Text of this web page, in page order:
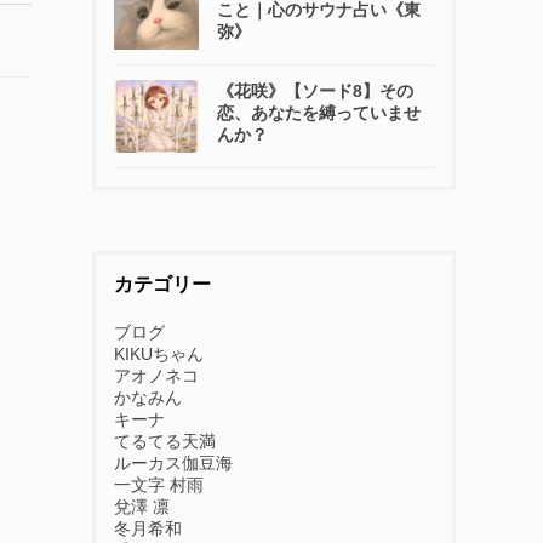
こと｜心のサウナ占い《東
弥》
《花咲》【ソード8】その
恋、あなたを縛っていませ
んか？
カテゴリー
ブログ
KIKUちゃん
アオノネコ
かなみん
キーナ
てるてる天満
ルーカス伽豆海
一文字 村雨
兌澤 凛
冬月希和